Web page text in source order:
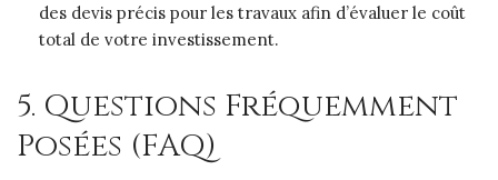
des devis précis pour les travaux afin d’évaluer le coût
total de votre investissement.
5. Questions Fréquemment
Posées (FAQ)